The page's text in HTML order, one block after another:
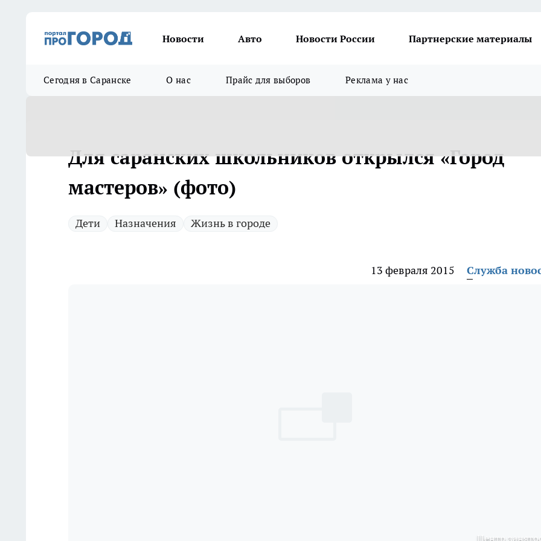
Новости Авто Новости России Партнерские материалы
Сегодня в Саранске О нас Прайс для выборов Реклама у нас
Для саранских школьников открылся «Город
мастеров» (фото)
Дети Назначения Жизнь в городе
13 февраля 2015 Служба
Центр